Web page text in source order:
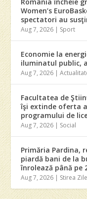
Women’s
spectatori au
Aug 7, 2026 | Sport
Economie la
iluminatul public,
Aug 7, 2026 |
Facultatea de
îşi extinde oferta
programului de
Aug 7, 2026 | Social
Primăria Pardina,
piardă bani de la
înrolează până pe
Aug 7, 2026 | Stirea